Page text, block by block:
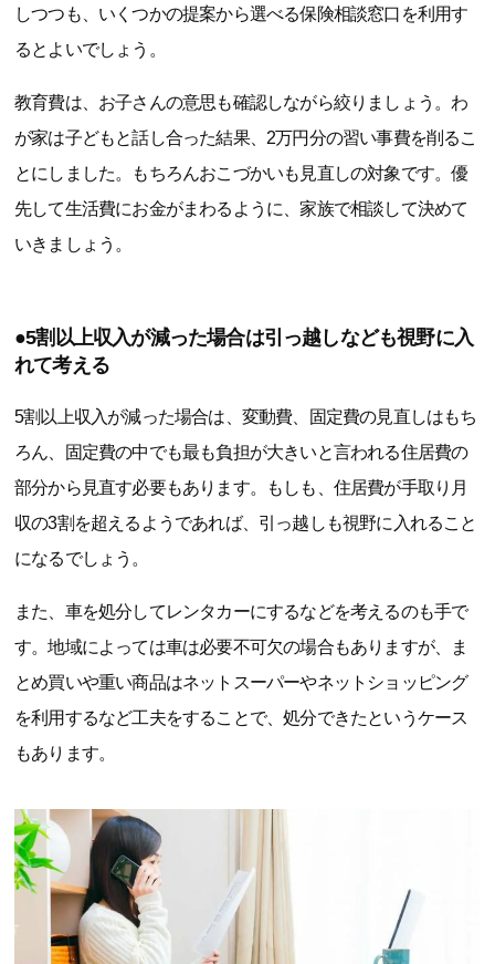
しつつも、いくつかの提案から選べる保険相談窓口を利用す
るとよいでしょう。
教育費は、お子さんの意思も確認しながら絞りましょう。わ
が家は子どもと話し合った結果、2万円分の習い事費を削るこ
とにしました。もちろんおこづかいも見直しの対象です。優
先して生活費にお金がまわるように、家族で相談して決めて
いきましょう。
●5割以上収入が減った場合は引っ越しなども視野に入
れて考える
5割以上収入が減った場合は、変動費、固定費の見直しはもち
ろん、固定費の中でも最も負担が大きいと言われる住居費の
部分から見直す必要もあります。もしも、住居費が手取り月
収の3割を超えるようであれば、引っ越しも視野に入れること
になるでしょう。
また、車を処分してレンタカーにするなどを考えるのも手で
す。地域によっては車は必要不可欠の場合もありますが、ま
とめ買いや重い商品はネットスーパーやネットショッピング
を利用するなど工夫をすることで、処分できたというケース
もあります。